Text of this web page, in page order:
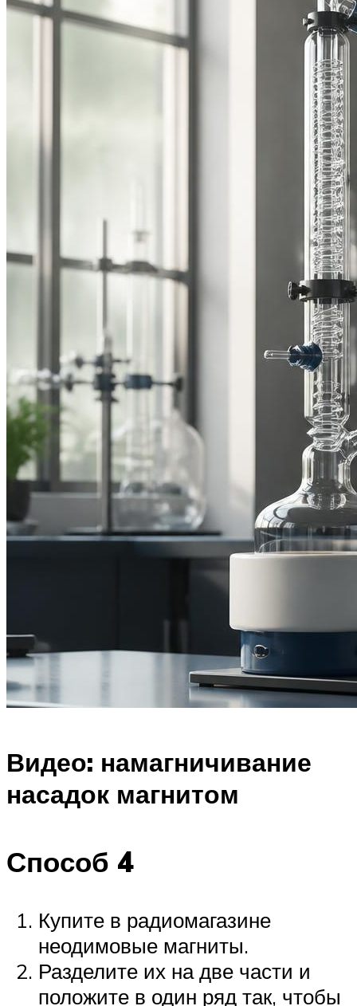
Видео: намагничивание
насадок магнитом
Способ 4
Купите в радиомагазине
неодимовые магниты.
Разделите их на две части и
положите в один ряд так, чтобы